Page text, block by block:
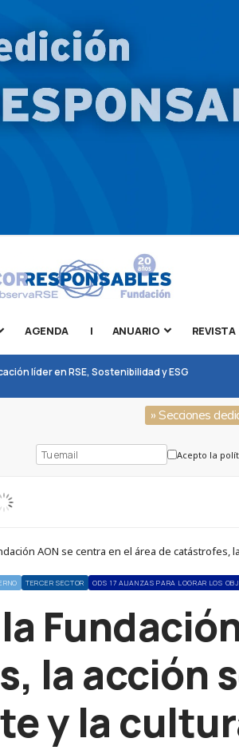
AGENDA | ANUARIO REVISTA
líder en RSE, Sostenibilidad y ESG
» Secciones
Acepto la
AON se centra en el área de catástrofes,
TERCER SECTOR ODS 17 ALIANZAS PARA LOGRAR LOS
la acción
y la